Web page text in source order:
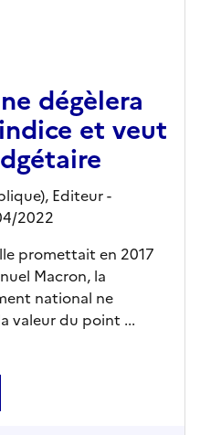
dégèlera
et veut
Editeur-
2022
promettait en 2017
Macron, la
national ne
valeur du point ...